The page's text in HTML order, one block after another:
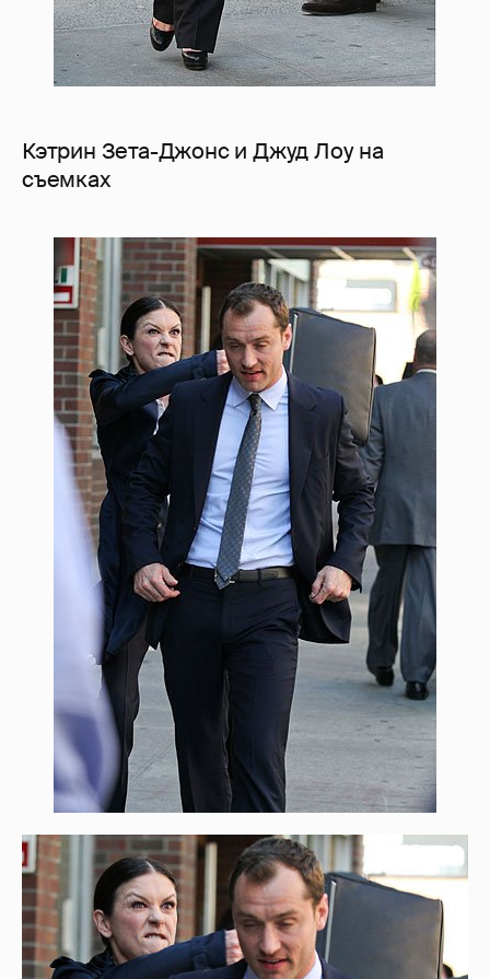
Кэтрин Зета-Джонс и Джуд Лоу на
съемках